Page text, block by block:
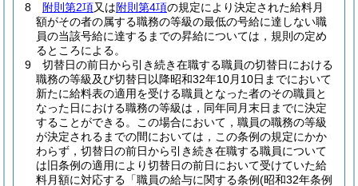
8
附則第2項又は附則第4項の規定により決定された給料月
額がその者の属する職務の等級の最低の号給に達しない職
員の当該号給に達するまでの昇給については，規則の定め
るところによる。
9
切替日の前日から引き続き在職する職員の切替日における
職務の等級及び切替日以降昭和32年10月10日までにおいて
新たに給料表の適用を受ける職員となった者のその職員と
なった日における職務の等級は，同年同月末日までに決定
することができる。
この場合において，職員の職務の等級
が決定されるまでの間においては，この条例の規定にかか
わらず，切替日の前日から引き続き在職する職員について
は旧条例の適用により切替日の前日において受けていた給
料月額に対応する「職員の給与に関する条例(昭和32年条例